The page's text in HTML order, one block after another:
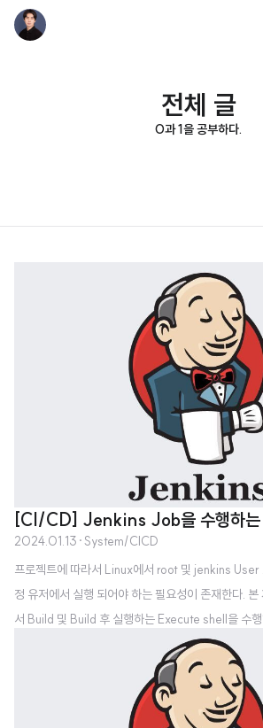
전체 글
0과 1을 공부하다.
[CI/CD] Jenkins Job을 수행하는
2024.01.13 ·System/CICD
프로젝트에 따라서 Linux에서 root 및 jenkins User
정 유저에서 실행 되어야 하는 필요성이 존재한다.
서 Build 및 Build 후 실행하는 Execute shell을 수
법에 대해 기술한다.※ 본 게시글은 Rocky/Centos
아래 명령어를 통해 실행되고 있는 젠킨스를 종료
ns 각 파일에서 해당하는 옵션 값을 찾아서 변경하
을 변경한다.$ vim /etc/sysconfig/